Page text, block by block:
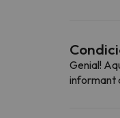
Genial!
informant